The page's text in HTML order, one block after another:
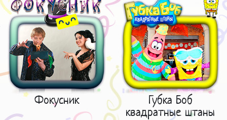
Фокусник
Губка Боб
квадратные штаны